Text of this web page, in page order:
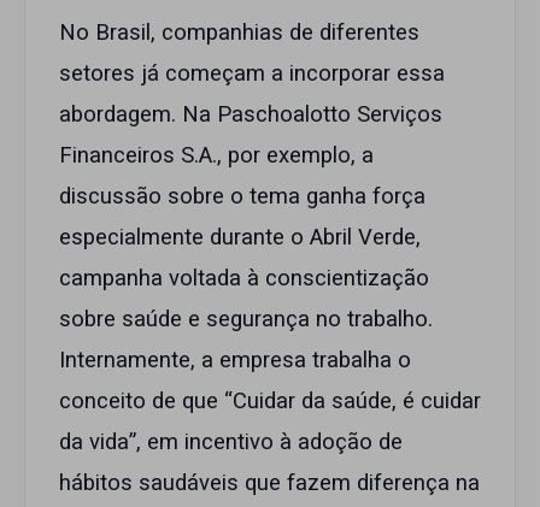
No Brasil, companhias de diferentes
setores já começam a incorporar essa
abordagem. Na Paschoalotto Serviços
Financeiros S.A., por exemplo, a
discussão sobre o tema ganha força
especialmente durante o Abril Verde,
campanha voltada à conscientização
sobre saúde e segurança no trabalho.
Internamente, a empresa trabalha o
conceito de que “Cuidar da saúde, é cuidar
da vida”, em incentivo à adoção de
hábitos saudáveis que fazem diferença na